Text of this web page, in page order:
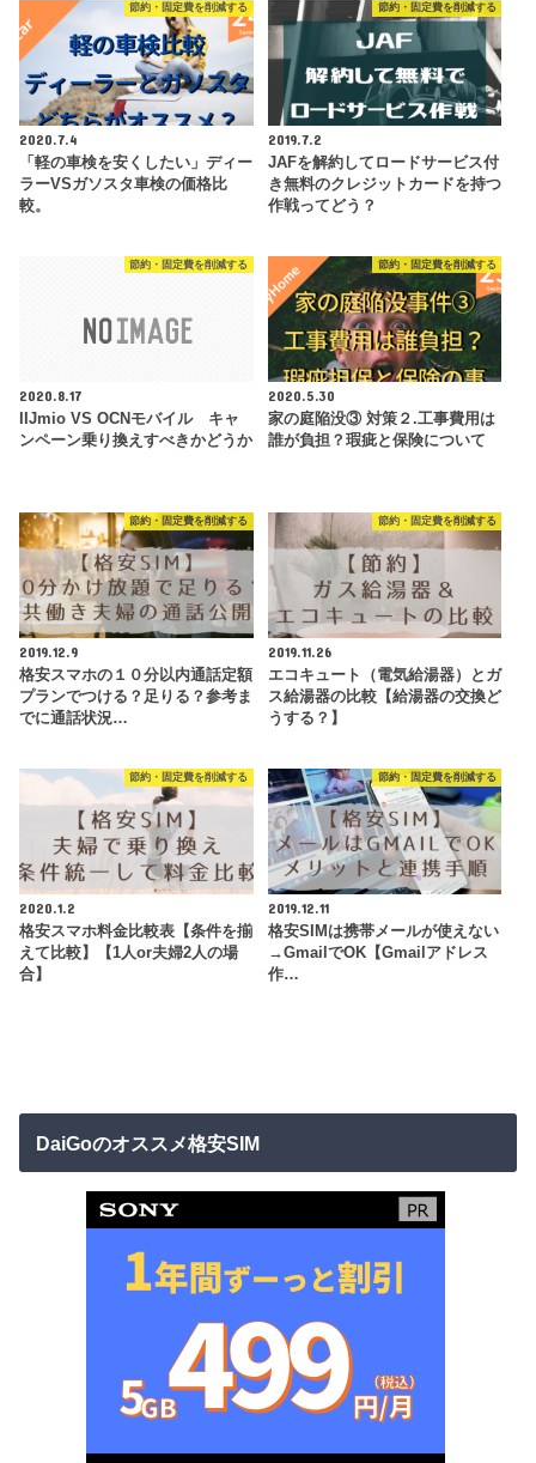
節約・固定費を削減する
2020.7.4
「軽の車検を安くしたい」ディー
ラーVSガソスタ車検の価格比
較。
節約・固定費を削減する
2019.7.2
JAFを解約してロードサービス付
き無料のクレジットカードを持つ
作戦ってどう？
節約・固定費を削減する
2020.8.17
IIJmio VS OCNモバイル キャ
ンペーン乗り換えすべきかどうか
節約・固定費を削減する
2020.5.30
家の庭陥没③ 対策２.工事費用は
誰が負担？瑕疵と保険について
節約・固定費を削減する
2019.12.9
格安スマホの１０分以内通話定額
プランでつける？足りる？参考ま
でに通話状況…
節約・固定費を削減する
2019.11.26
エコキュート（電気給湯器）とガ
ス給湯器の比較【給湯器の交換ど
うする？】
節約・固定費を削減する
2020.1.2
格安スマホ料金比較表【条件を揃
えて比較】【1人or夫婦2人の場
合】
節約・固定費を削減する
2019.12.11
格安SIMは携帯メールが使えない
→GmailでOK【Gmailアドレス
作…
DaiGoのオススメ格安SIM